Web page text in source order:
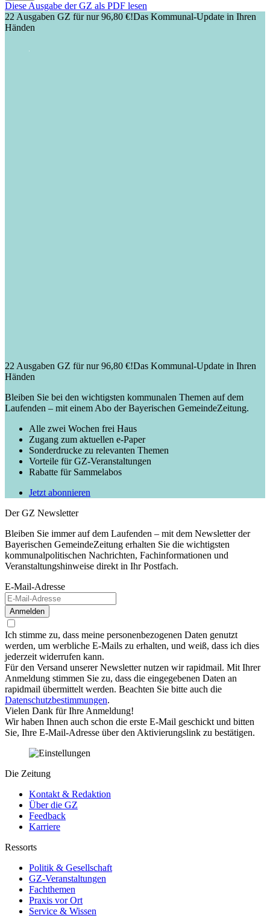
Diese Ausgabe der GZ als PDF lesen
22 Ausgaben GZ für nur 96,80 €!Das Kommunal-Update in Ihren
Händen
22 Ausgaben GZ für nur 96,80 €!Das Kommunal-Update in Ihren
Händen
Bleiben Sie bei den wichtigsten kommunalen Themen auf dem
Laufenden – mit einem Abo der Bayerischen GemeindeZeitung.
Alle zwei Wochen frei Haus
Zugang zum aktuellen e-Paper
Sonderdrucke zu relevanten Themen
Vorteile für GZ-Veranstaltungen
Rabatte für Sammelabos
Jetzt abonnieren
Der GZ Newsletter
Bleiben Sie immer auf dem Laufenden – mit dem Newsletter der
Bayerischen GemeindeZeitung erhalten Sie die wichtigsten
kommunalpolitischen Nachrichten, Fachinformationen und
Veranstaltungshinweise direkt in Ihr Postfach.
E-Mail-Adresse
Anmelden
Ich stimme zu, dass meine personenbezogenen Daten genutzt
werden, um werbliche E-Mails zu erhalten, und weiß, dass ich dies
jederzeit widerrufen kann.
Für den Versand unserer Newsletter nutzen wir rapidmail. Mit Ihrer
Anmeldung stimmen Sie zu, dass die eingegebenen Daten an
rapidmail übermittelt werden. Beachten Sie bitte auch die
Datenschutzbestimmungen.
Vielen Dank für Ihre Anmeldung!
Wir haben Ihnen auch schon die erste E-Mail geschickt und bitten
Sie, Ihre E-Mail-Adresse über den Aktivierungslink zu bestätigen.
Die Zeitung
Kontakt & Redaktion
Über die GZ
Feedback
Karriere
Ressorts
Politik & Gesellschaft
GZ-Veranstaltungen
Fachthemen
Praxis vor Ort
Service & Wissen